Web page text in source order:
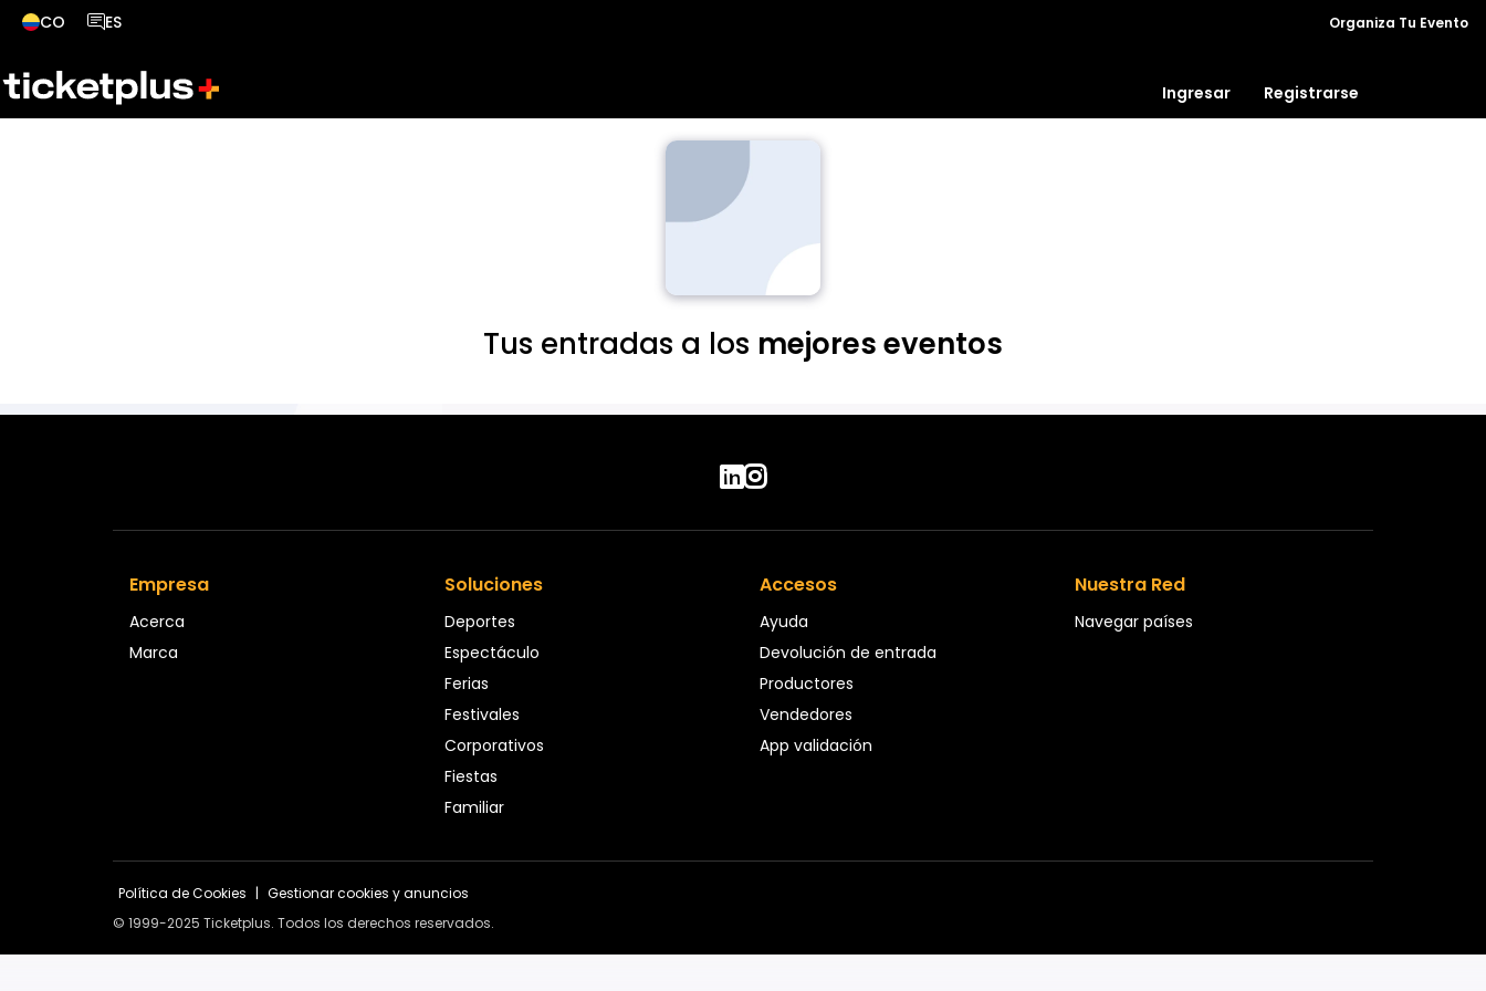
CO
País seleccionado, cambiar país
ES
Idioma seleccionado, cambiar idioma Organiza Tu Evento
Ingresar Registrarse
Tus entradas a los mejores eventos
Empresa
Acerca
Marca
Soluciones
Deportes
Espectáculo
Ferias
Festivales
Corporativos
Fiestas
Familiar
Accesos
Ayuda
Devolución de entrada
Productores
Vendedores
App validación
Nuestra Red
Navegar países
Política de Cookies | Gestionar cookies y anuncios
© 1999-2025 Ticketplus. Todos los derechos reservados.